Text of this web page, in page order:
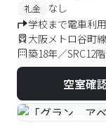
礼金
なし
学校まで電車利
大阪メトロ谷町
築18年／SRC12
空室確
#予約受付中 #